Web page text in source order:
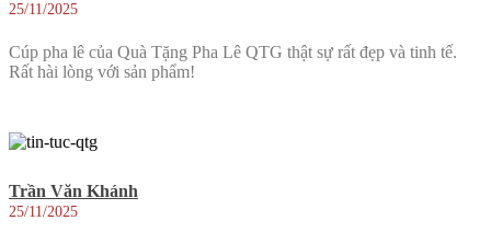
25/11/2025
Cúp pha lê của Quà Tặng Pha Lê QTG thật sự rất đẹp và tinh tế.
Rất hài lòng với sản phẩm!
Trần Văn Khánh
25/11/2025